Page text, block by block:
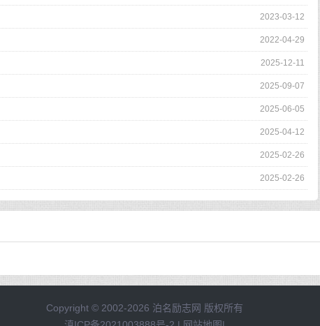
2023-03-12
2022-04-29
2025-12-11
2025-09-07
2025-06-05
2025-04-12
2025-02-26
2025-02-26
Copyright © 2002-2026 泊名励志网 版权所有